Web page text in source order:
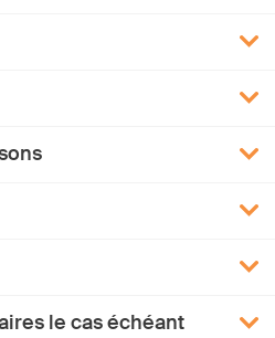
le cas échéant